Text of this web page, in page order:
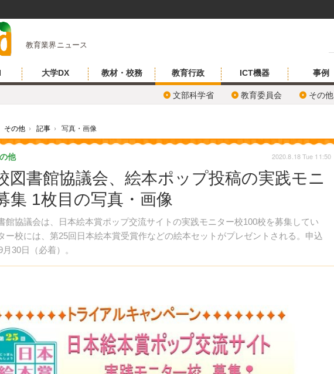
教育業界ニュース
大学DX 教材・校務 教育行政
文部科学省 教育委員会 その他
ICT機器 事例
その他 › 記事 › 写真・画像
図書館協議会、絵本ポップ投稿の実践モニ
集 1枚目の写真・画像
協議会は、日本絵本賞ポップ交流サイトの実践モニター校100校を募集してい
ー校には、第25回日本絵本賞受賞作などの絵本セットがプレゼントされる。申込
30日（必着）。
他 2020.8.18 Tue 11:50